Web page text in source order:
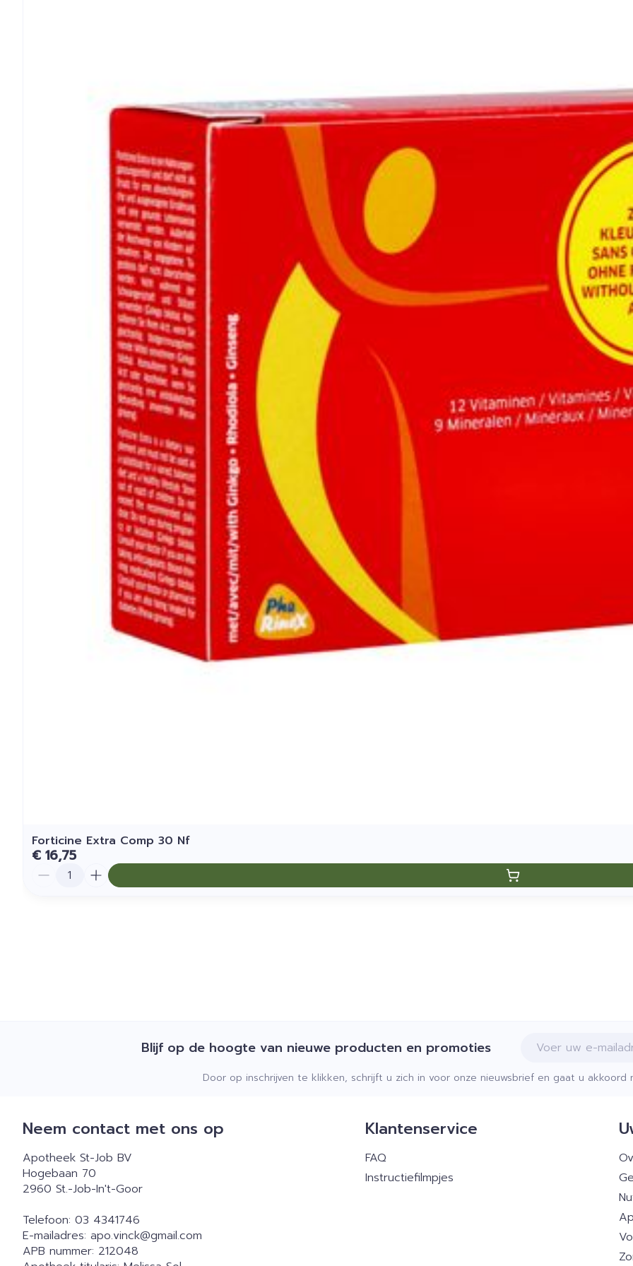
Vitamine B6
Vitamine B8 (biotine)
Vitamine B9 (foliumzuur)
Vitamine b12
1 RE: Retinol-equivalenten (provitamine A)
Dieetbeperkingen Suikervrij, Zonder
Kamertemperatuur
Forticine Extra Comp 30 Nf
€ 16,75
Blijf op de hoogte van nieuwe producten en promoties E-mail adres
Door op inschrijven te klikken, schrijft u zich in voor onze nieuwsbrief en gaat u
Neem contact met ons op
Apotheek St-Job BV
Hogebaan 70
2960 St.-Job-In't-Goor
Telefoon: 03 4341746
E-mailadres: apo.vinck@gmail.com
APB nummer: 212048
Klantenservice
FAQ
Instructiefilmpjes